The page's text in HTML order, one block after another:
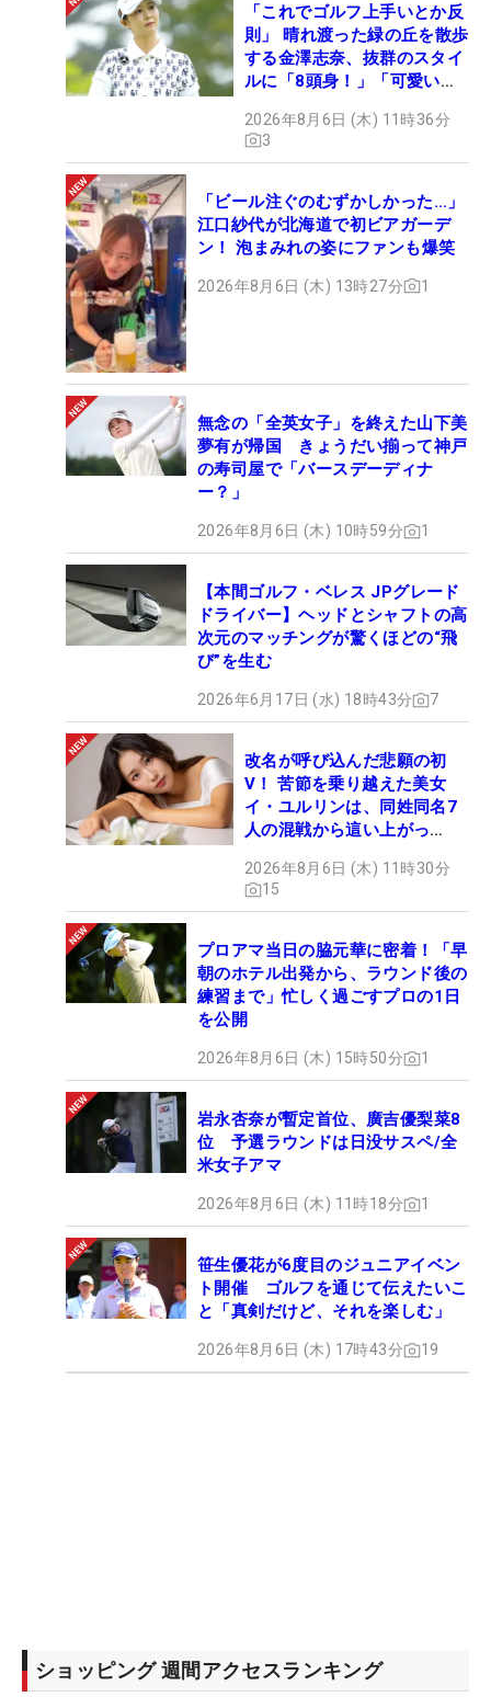
「これでゴルフ上手いとか反
則」 晴れ渡った緑の丘を散歩
する金澤志奈、抜群のスタイ
ルに「8頭身！」「可愛いに
2026年8月6日 (木) 11時36分
3
「ビール注ぐのむずかしかった…」
江口紗代が北海道で初ビアガーデ
ン！ 泡まみれの姿にファンも爆笑
2026年8月6日 (木) 13時27分 1
無念の「全英女子」を終えた山下美
夢有が帰国 きょうだい揃って神戸
の寿司屋で「バースデーディナ
ー？」
2026年8月6日 (木) 10時59分 1
【本間ゴルフ・ベレス JPグレード
ドライバー】ヘッドとシャフトの高
次元のマッチングが驚くほどの“飛
び”を生む
2026年6月17日 (水) 18時43分 7
改名が呼び込んだ悲願の初
V！ 苦節を乗り越えた美女
イ・ユルリンは、同姓同名7
人の混戦から這い上がっ
2026年8月6日 (木) 11時30分
15
プロアマ当日の脇元華に密着！「早
朝のホテル出発から、ラウンド後の
練習まで」忙しく過ごすプロの1日
を公開
2026年8月6日 (木) 15時50分 1
岩永杏奈が暫定首位、廣吉優梨菜8
位 予選ラウンドは日没サスペ/全
米女子アマ
2026年8月6日 (木) 11時18分 1
笹生優花が6度目のジュニアイベン
ト開催 ゴルフを通じて伝えたいこ
と「真剣だけど、それを楽しむ」
2026年8月6日 (木) 17時43分 19
ショッピング 週間アクセスランキング